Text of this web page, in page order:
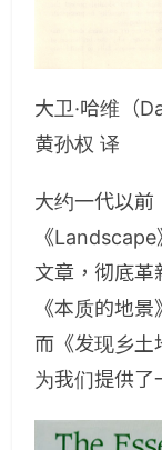
大卫·哈维（
黄孙权 译
大约一代以
《
文章，彻底革
《本质的地
而《发现乡土
为我们提供了